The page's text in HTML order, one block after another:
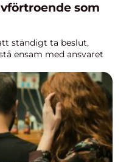
som
ständigt ta beslut,
ensam med ansvaret